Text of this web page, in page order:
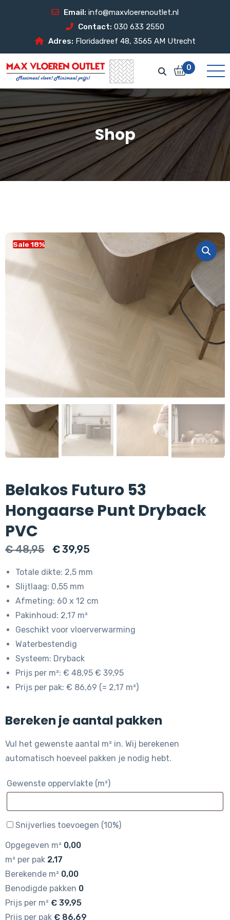
Email: info@maxvloerenoutlet.nl
Contact: 030 633 2550
Adres: Floridadreef 48, 3565 AM Utrecht
0
Shop
Sale 18%
Belakos Futuro 53
Hongaarse Punt Dryback
PVC
€48,95
Oorspronkelijke
€ 48,95.
€39,95
Totale dikte: 2,5 mm
Slijtlaag: 0,55 mm
Afmeting: 60 x 12 cm
Pakinhoud: 2,17 m²
Geschikt voor vloerverwarming
Waterbestendig
Systeem: Dryback
Prijs per m²: € 48,95 € 39,95
Prijs per pak: € 86,69 (= 2,17 m²)
Bereken je aantal pakken
Vul het gewenste aantal m² in. Wij berekenen
automatisch hoeveel pakken je nodig hebt.
Gewenste oppervlakte (m²)
Snijverlies toevoegen (10%)
Opgegeven m² 0,00
m² per pak 2,17
Berekende m² 0,00
Benodigde pakken 0
Prijs per m² € 39,95
Prijs per pak € 86,69